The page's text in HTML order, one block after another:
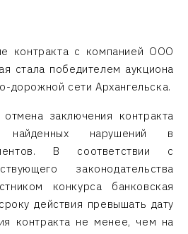
контракта с компанией ООО
стала победителем аукциона
дорожной сети Архангельска.
заключения контракта
найденных нарушений в
В соответствии с
законодательства
конкурса банковская
действия превышать дату
контракта не менее, чем на